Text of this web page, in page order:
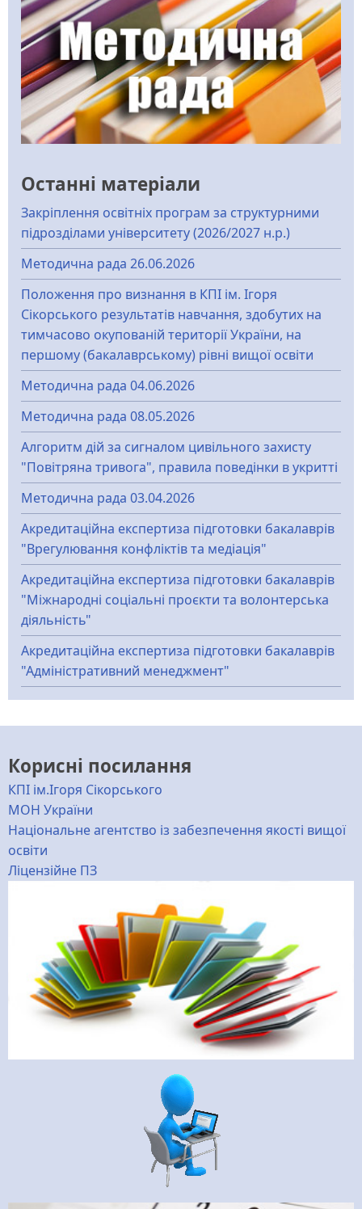
Останні матеріали
Закріплення освітніх програм за структурними
підрозділами університету (2026/2027 н.р.)
Методична рада 26.06.2026
Положення про визнання в КПІ ім. Ігоря
Сікорського результатів навчання, здобутих на
тимчасово окупованій території України, на
першому (бакалаврському) рівні вищої освіти
Методична рада 04.06.2026
Методична рада 08.05.2026
Алгоритм дій за сигналом цивільного захисту
"Повітряна тривога", правила поведінки в укритті
Методична рада 03.04.2026
Акредитаційна експертиза підготовки бакалаврів
"Врегулювання конфліктів та медіація"
Акредитаційна експертиза підготовки бакалаврів
"Міжнародні соціальні проєкти та волонтерська
діяльність"
Акредитаційна експертиза підготовки бакалаврів
"Адміністративний менеджмент"
Корисні посилання
КПІ ім.Ігоря Сікорського
МОН України
Національне агентство із забезпечення якості вищої
освіти
Ліцензійне ПЗ